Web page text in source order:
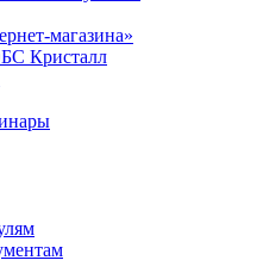
магазина»
Кристалл